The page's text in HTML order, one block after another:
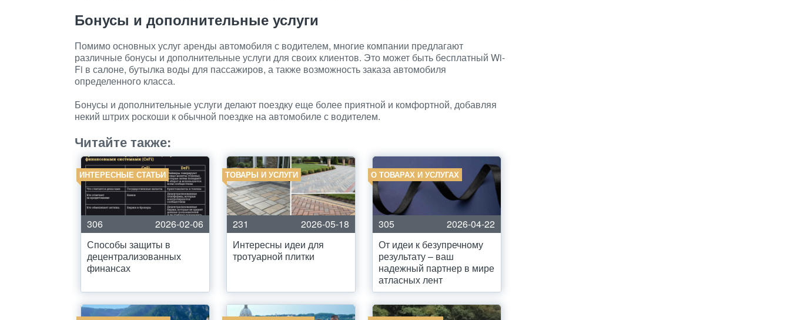
Бонусы и дополнительные услуги
Помимо основных услуг аренды автомобиля с водителем, многие компании предлагают
различные бонусы и дополнительные услуги для своих клиентов. Это может быть бесплатный Wi-
Fi в салоне, бутылка воды для пассажиров, а также возможность заказа автомобиля
определенного класса.
Бонусы и дополнительные услуги делают поездку еще более приятной и комфортной, добавляя
некий штрих роскоши к обычной поездке на автомобиле с водителем.
Читайте также:
ИНТЕРЕСНЫЕ СТАТЬИ
306
2026-02-06
Способы защиты в
децентрализованных
финансах
ТОВАРЫ И УСЛУГИ
231
2026-05-18
Интересны идеи для
тротуарной плитки
О ТОВАРАХ И УСЛУГАХ
305
2026-04-22
От идеи к безупречному
результату – ваш
надежный партнер в мире
атласных лент